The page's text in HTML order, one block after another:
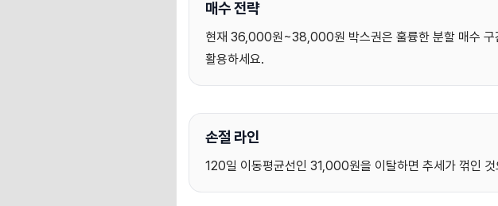
매수 전략
현재 36,000원~38,000원 박스권은 훌륭한 분할 매수 구
활용하세요.
손절 라인
120일 이동평균선인 31,000원을 이탈하면 추세가 꺾인